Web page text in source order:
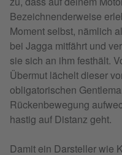
Bezeichnenderweise
Moment selbst, nämlich
bei Jagga mitfährt und
sie sich an ihm festhält.
Übermut lächelt dieser
obligatorischen
Rückenbewegung
hastig auf Distanz geht.
Damit ein Darsteller wie